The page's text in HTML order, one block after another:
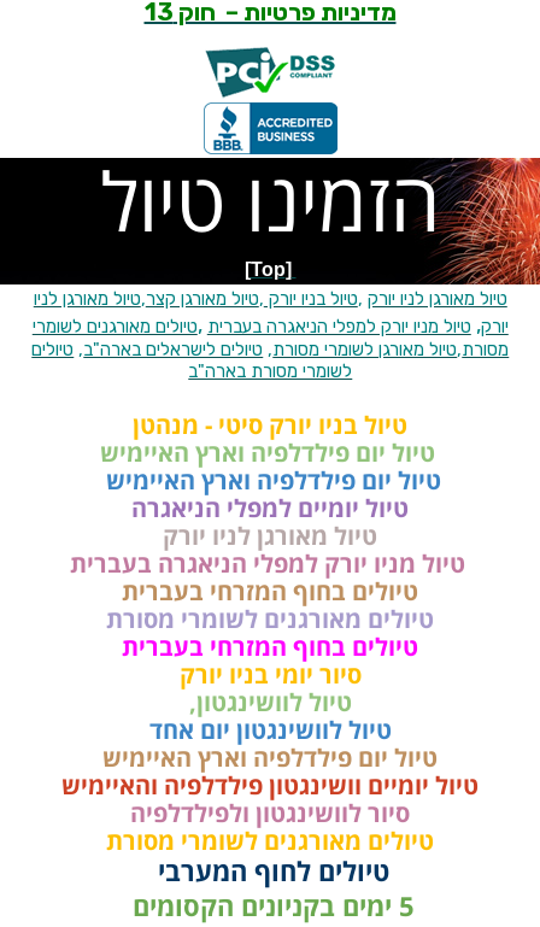
הזמינו טיול
[Top]
טיול יום פילדלפיה וארץ האיימיש
טיול יום פילדלפיה וארץ האיימיש
טיול בניו יורק סיטי - מנהטן
טיול מניו יורק למפלי הניאגרה בעברית
טיול מאורגן לניו יורק
טיול יומיים למפלי הניאגרה
טיולים בחוף המזרחי בעברית
טיולים מאורגנים לשומרי מסורת
טיולים בחוף המזרחי בעברית
טיול יום פילדלפיה וארץ האיימיש
טיול לוושינגטון יום אחד
טיול לוושינגטון,
טיולים מאורגנים לשומרי מסורת
סיור לוושינגטון ולפילדלפיה
טיול יומיים וושינגטון פילדלפיה והאיימיש
סיור יומי בניו יורק
טיולים לחוף המערבי
5 ימים בקניונים הקסומים
טיול מאורגן לניו יורק ,טיול בניו יורק ,טיול מאורגן קצר,טיול מאורגן לניו
יורק, טיול מניו יורק למפלי הניאגרה בעברית ,טיולים מאורגנים לשומרי
מסורת,טיול מאורגן לשומרי מסורת, טיולים לישראלים בארה"ב, טיולים
לשומרי מסורת בארה"ב
מדיניות פרטיות – חוק 13